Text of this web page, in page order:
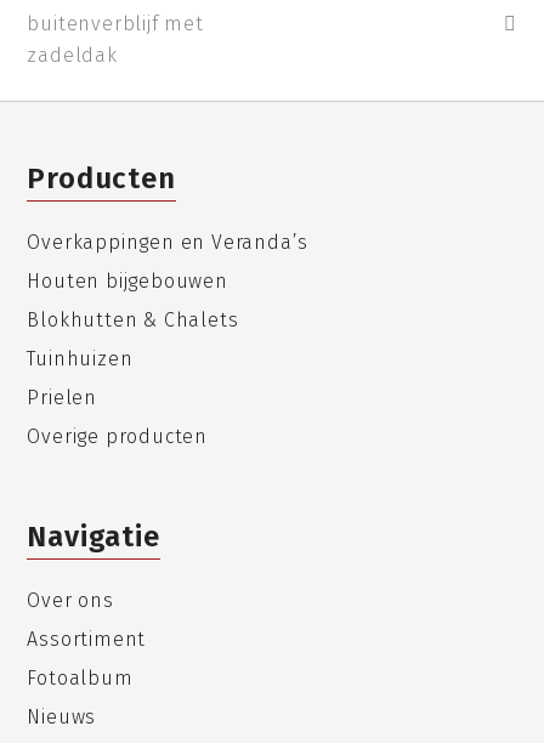
post:
buitenverblijf met
zadeldak
Producten
Overkappingen en Veranda’s
Houten bijgebouwen
Blokhutten & Chalets
Tuinhuizen
Prielen
Overige producten
Navigatie
Over ons
Assortiment
Fotoalbum
Nieuws